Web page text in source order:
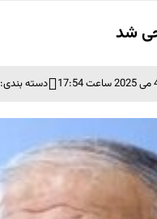
شد
دسته بندی: